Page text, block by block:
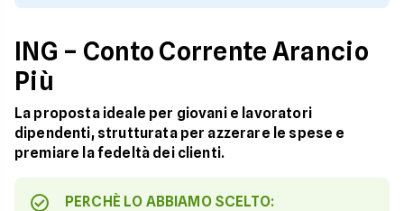
ING – Conto Corrente Arancio
Più
La proposta ideale per giovani e lavoratori
dipendenti, strutturata per azzerare le spese e
premiare la fedeltà dei clienti.
PERCHÈ LO ABBIAMO SCELTO: